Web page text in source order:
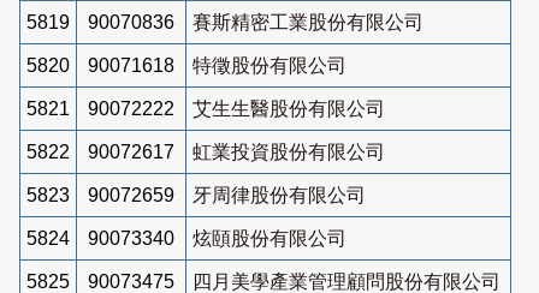
5819 90070836 賽斯精密工業股份有限公司
5820 90071618 特徵股份有限公司
5821 90072222 艾生生醫股份有限公司
5822 90072617 虹業投資股份有限公司
5823 90072659 牙周律股份有限公司
5824 90073340 炫頤股份有限公司
5825 90073475 四月美學產業管理顧問股份有限公司